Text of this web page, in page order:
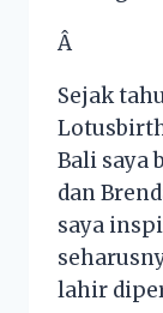
Â
Sejak
Bali saya
dan
saya
lahir